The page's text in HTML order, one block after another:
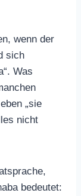
wenn der
sich
Was
„sie
nicht
bedeutet: